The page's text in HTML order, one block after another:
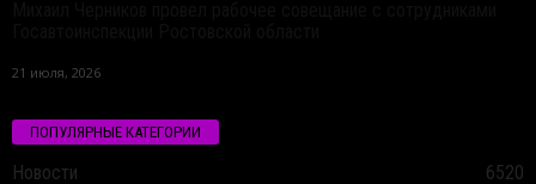
21 июля, 2026
ПОПУЛЯРНЫЕ КАТЕГОРИИ
Новости 6520